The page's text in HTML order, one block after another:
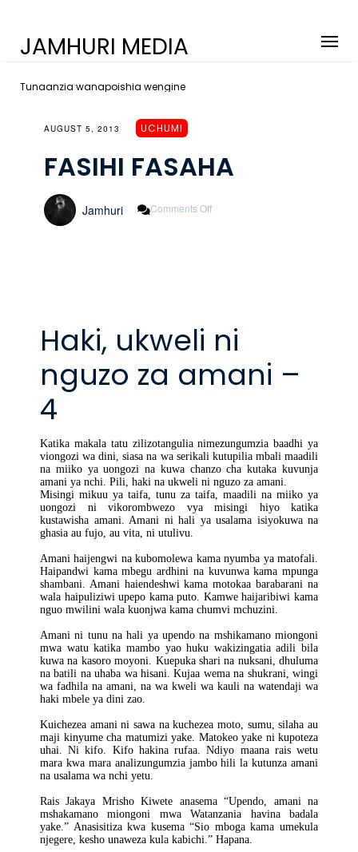
JAMHURI MEDIA
Tunaanzia wanapoishia wengine
AUGUST 5, 2013 UCHUMI
FASIHI FASAHA
Jamhuri Comments Off
Haki, ukweli ni
nguzo za amani –
4
Katika makala tatu zilizotangulia nimezungumzia baadhi ya
viongozi wa dini, siasa na wa serikali kutupilia mbali maadili
na miiko ya uongozi na kuwa chanzo cha kutaka kuvunja
amani ya nchi. Pili, haki na ukweli ni nguzo za amani.
Misingi mikuu ya taifa, tunu za taifa, maadili na miiko ya
uongozi ni vikorombwezo vya misingi hiyo katika
kustawisha amani. Amani ni hali ya usalama isiyokuwa na
ghasia au fujo, au vita, ni utulivu.
Amani haijengwi na kubomolewa kama nyumba ya matofali.
Haipandwi kama mbegu ardhini na kuvunwa kama mpunga
shambani. Amani haiendeshwi kama motokaa barabarani na
wala haipuliziwi upepo kama puto. Kamwe haijaribiwi kama
nguo mwilini wala kuonjwa kama chumvi mchuzini.
Amani ni tunu na hali ya upendo na mshikamano miongoni
mwa watu katika mambo yao huku wakizingatia adili bila
kuwa na kasoro moyoni. Kuepuka shari na nuksani, dhuluma
na batili na uhaba wa hisani. Kujaa wema na shukrani, wingi
wa fadhila na amani, na wa kweli wa kauli na watendaji wa
haki mbele ya dini zao.
Kuichezea amani ni sawa na kuchezea moto, sumu, silaha au
maji kinyume cha matumizi yake. Matokeo yake ni kupoteza
uhai. Ni kifo. Kifo hakina rufaa. Ndiyo maana rais wetu
mara kwa mara analizungumzia jambo hili la kutunza amani
na usalama wa nchi yetu.
Rais Jakaya Mrisho Kiwete anasema “Upendo, amani na
mshakamano miongoni mwa Watanzania havina badala
yake.” Anasisitiza kwa kusema “Sio mboga kama umekula
njegere, kesho unaweza kula kabichi.” Hapana.